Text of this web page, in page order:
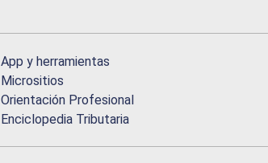
App y herramientas
Micrositios
Orientación Profesional
Enciclopedia Tributaria